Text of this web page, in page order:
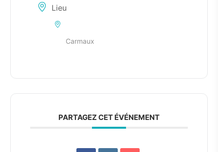
Lieu
Carmaux
PARTAGEZ CET ÉVÉNEMENT